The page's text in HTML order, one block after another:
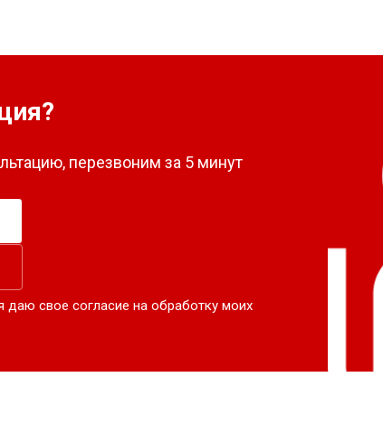
перезвоним за 5 минут
даю свое согласие на обработку моих